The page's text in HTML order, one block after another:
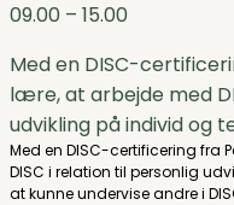
09.00 – 15.00
Med en DISC-
lære, at arbejde med
udvikling på individ og
Med en DISC-certificering fra
DISC i relation til personlig
at kunne undervise andre i